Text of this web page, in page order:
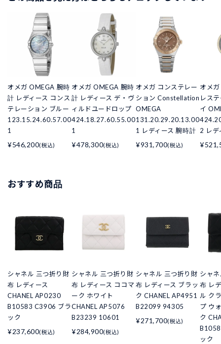
オメガ OMEGA 腕時
計 レディース コンス
テレーション ブルー
123.15.24.60.57.00
1
¥546,200(税込)
オメガ OMEGA 腕時
計 レディース デ・ヴ
ィルドユードロップ
424.18.27.60.55.00
1
¥478,300(税込)
オメガ コンステレー
ション Constellation
OMEGA
131.20.29.20.13.00
1 レディース 腕時計
¥931,700(税込)
オメ
レス
イ
2 レデ
おすすめ商品
シャネル 三つ折り財
布 レディース
CHANEL AP0230
B10583 C3906 ブラ
ック
¥237,600(税込)
シャネル 三つ折り財
布 レディース ココマ
ーク ホワイト
CHANEL AP5076
B23239 10601
¥284,900(税込)
シャネル 三つ折り財
布 レディース ブラッ
ク CHANEL AP4951
B22099 94305
¥271,700(税込)
シャ
布 レ
ル ク
プ ウ
ク
ック